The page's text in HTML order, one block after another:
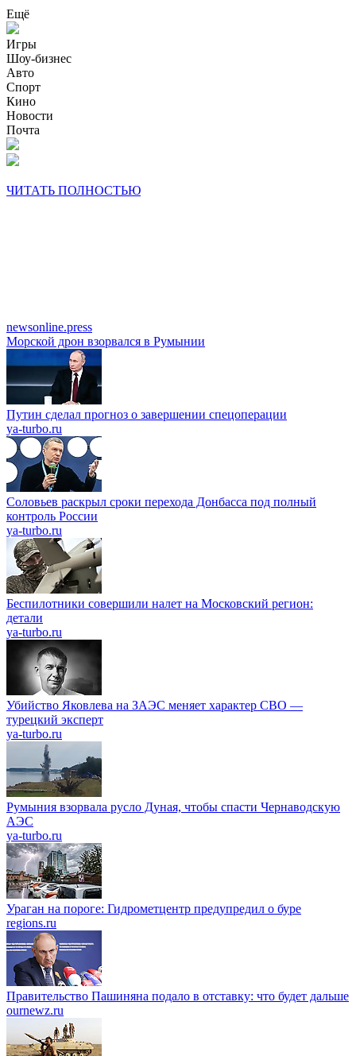
Ещё
Игры
Шоу-бизнес
Авто
Спорт
Кино
Новости
Почта
ЧИТАТЬ ПОЛНОСТЬЮ
newsonline.press
Морской дрон взорвался в Румынии
Путин сделал прогноз о завершении спецоперации
ya-turbo.ru
Соловьев раскрыл сроки перехода Донбасса под полный
контроль России
ya-turbo.ru
Беспилотники совершили налет на Московский регион:
детали
ya-turbo.ru
Убийство Яковлева на ЗАЭС меняет характер СВО —
турецкий эксперт
ya-turbo.ru
Румыния взорвала русло Дуная, чтобы спасти Чернаводскую
АЭС
ya-turbo.ru
Ураган на пороге: Гидрометцентр предупредил о буре
regions.ru
Правительство Пашиняна подало в отставку: что будет дальше
ournewz.ru